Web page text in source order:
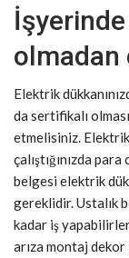
olmadan
Elektrik
da sertifikalı
etmelisiniz.
çalıştığınızda
belgesi elektrik
gereklidir. Ustalık
kadar iş
arıza montaj dekor